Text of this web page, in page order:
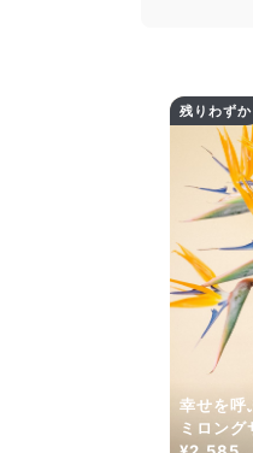
残りわずか
幸せを呼
ミロング